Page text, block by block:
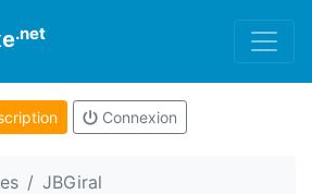
.net
Connexion
JBGiral